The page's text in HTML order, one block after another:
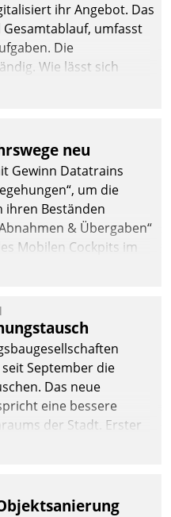
ihr Angebot. Das
umfasst
Die
Wie lässt sich
und zugleich Freiraum
neu
Gewinn Datatrains
um die
ihren Beständen
& Übergaben“
Mobilen Cockpits im
September die
Das neue
eine bessere
der Stadt. Erster
Lösung API-Hub mit